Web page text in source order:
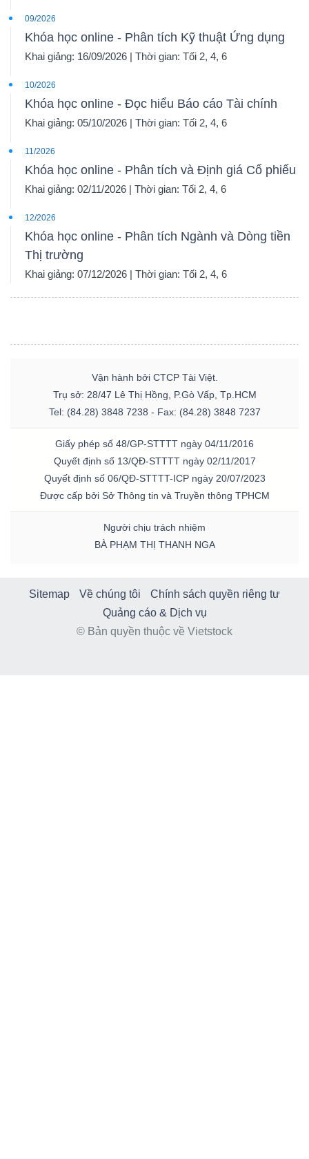
09/2026
Khóa học online - Phân tích Kỹ thuật Ứng dụng
Khai giảng: 16/09/2026 | Thời gian: Tối 2, 4, 6
10/2026
Khóa học online - Đọc hiểu Báo cáo Tài chính
Khai giảng: 05/10/2026 | Thời gian: Tối 2, 4, 6
11/2026
Khóa học online - Phân tích và Định giá Cổ phiếu
Khai giảng: 02/11/2026 | Thời gian: Tối 2, 4, 6
12/2026
Khóa học online - Phân tích Ngành và Dòng tiền
Thị trường
Khai giảng: 07/12/2026 | Thời gian: Tối 2, 4, 6
Vận hành bởi CTCP Tài Việt.
Trụ sở: 28/47 Lê Thị Hồng, P.Gò Vấp, Tp.HCM
Tel: (84.28) 3848 7238 - Fax: (84.28) 3848 7237
Giấy phép số 48/GP-STTTT ngày 04/11/2016
Quyết định số 13/QĐ-STTTT ngày 02/11/2017
Quyết định số 06/QĐ-STTTT-ICP ngày 20/07/2023
Được cấp bởi Sở Thông tin và Truyền thông TPHCM
Người chịu trách nhiệm
BÀ PHẠM THỊ THANH NGA
Sitemap Về chúng tôi
Chính sách quyền riêng tư
Quảng cáo & Dịch vụ
© Bản quyền thuộc về Vietstock